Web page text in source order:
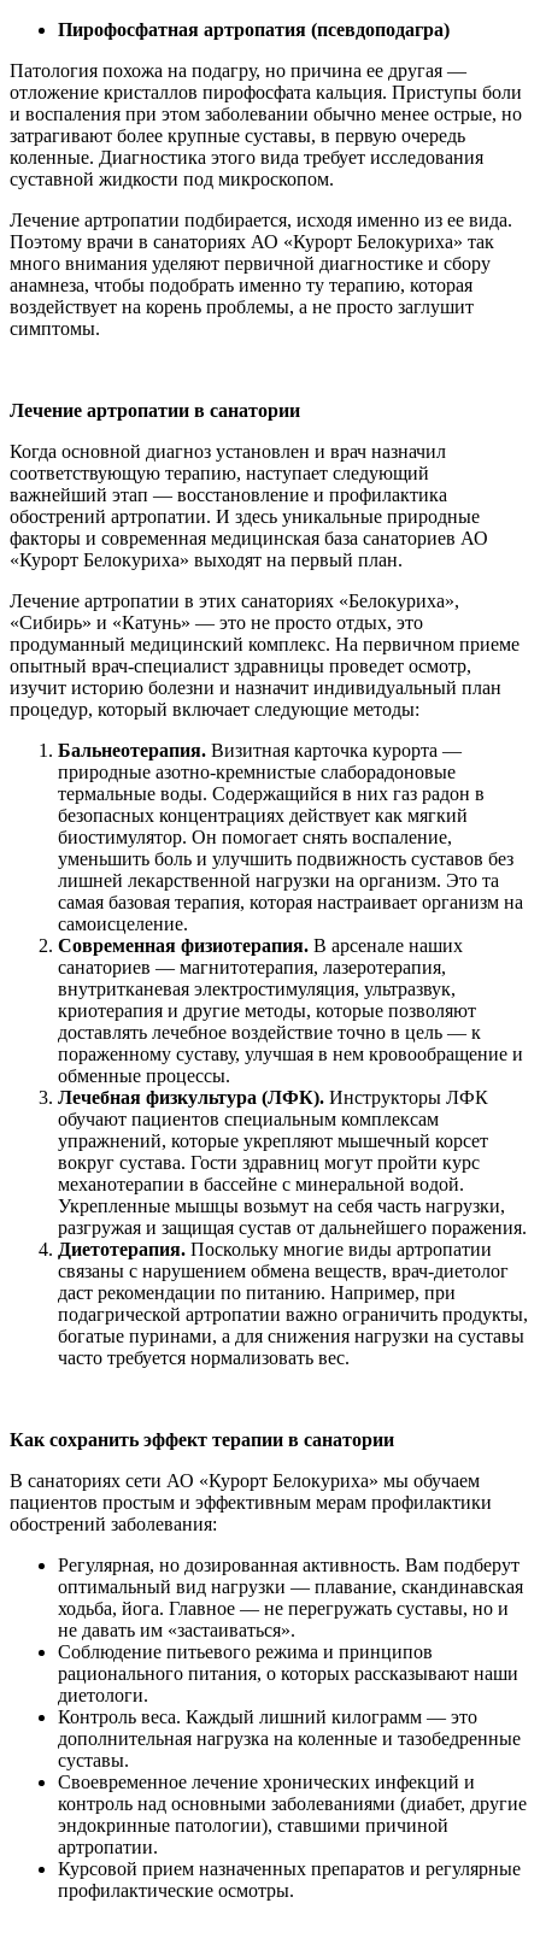
Пирофосфатная артропатия (псевдоподагра)
Патология похожа на подагру, но причина ее другая —
отложение кристаллов пирофосфата кальция. Приступы боли
и воспаления при этом заболевании обычно менее острые, но
затрагивают более крупные суставы, в первую очередь
коленные. Диагностика этого вида требует исследования
суставной жидкости под микроскопом.
Лечение артропатии подбирается, исходя именно из ее вида.
Поэтому врачи в санаториях АО «Курорт Белокуриха» так
много внимания уделяют первичной диагностике и сбору
анамнеза, чтобы подобрать именно ту терапию, которая
воздействует на корень проблемы, а не просто заглушит
симптомы.
Лечение артропатии в санатории
Когда основной диагноз установлен и врач назначил
соответствующую терапию, наступает следующий
важнейший этап — восстановление и профилактика
обострений артропатии. И здесь уникальные природные
факторы и современная медицинская база санаториев АО
«Курорт Белокуриха» выходят на первый план.
Лечение артропатии в этих санаториях «Белокуриха»,
«Сибирь» и «Катунь» — это не просто отдых, это
продуманный медицинский комплекс. На первичном приеме
опытный врач-специалист здравницы проведет осмотр,
изучит историю болезни и назначит индивидуальный план
процедур, который включает следующие методы:
Бальнеотерапия. Визитная карточка курорта —
природные азотно-кремнистые слаборадоновые
термальные воды. Содержащийся в них газ радон в
безопасных концентрациях действует как мягкий
биостимулятор. Он помогает снять воспаление,
уменьшить боль и улучшить подвижность суставов без
лишней лекарственной нагрузки на организм. Это та
самая базовая терапия, которая настраивает организм на
самоисцеление.
Современная физиотерапия. В арсенале наших
санаториев — магнитотерапия, лазеротерапия,
внутритканевая электростимуляция, ультразвук,
криотерапия и другие методы, которые позволяют
доставлять лечебное воздействие точно в цель — к
пораженному суставу, улучшая в нем кровообращение и
обменные процессы.
Лечебная физкультура (ЛФК). Инструкторы ЛФК
обучают пациентов специальным комплексам
упражнений, которые укрепляют мышечный корсет
вокруг сустава. Гости здравниц могут пройти курс
механотерапии в бассейне с минеральной водой.
Укрепленные мышцы возьмут на себя часть нагрузки,
разгружая и защищая сустав от дальнейшего поражения.
Диетотерапия. Поскольку многие виды артропатии
связаны с нарушением обмена веществ, врач-диетолог
даст рекомендации по питанию. Например, при
подагрической артропатии важно ограничить продукты,
богатые пуринами, а для снижения нагрузки на суставы
часто требуется нормализовать вес.
Как сохранить эффект терапии в санатории
В санаториях сети АО «Курорт Белокуриха» мы обучаем
пациентов простым и эффективным мерам профилактики
обострений заболевания:
Регулярная, но дозированная активность. Вам подберут
оптимальный вид нагрузки — плавание, скандинавская
ходьба, йога. Главное — не перегружать суставы, но и
не давать им «застаиваться».
Соблюдение питьевого режима и принципов
рационального питания, о которых рассказывают наши
диетологи.
Контроль веса. Каждый лишний килограмм — это
дополнительная нагрузка на коленные и тазобедренные
суставы.
Своевременное лечение хронических инфекций и
контроль над основными заболеваниями (диабет, другие
эндокринные патологии), ставшими причиной
артропатии.
Курсовой прием назначенных препаратов и регулярные
профилактические осмотры.